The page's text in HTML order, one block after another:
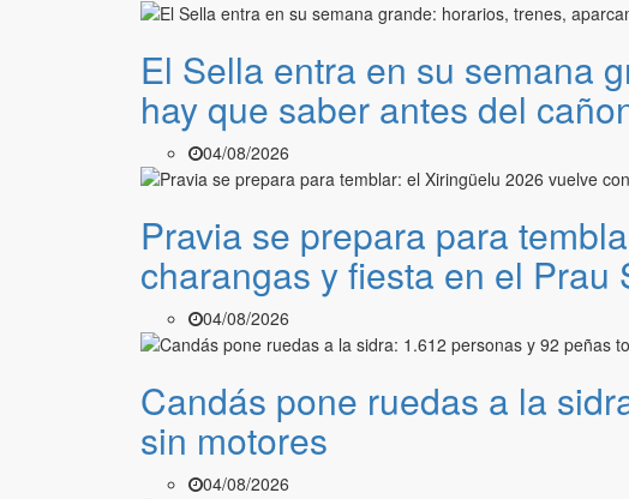
El Sella entra en su semana
hay que saber antes del
04/08/2026
Pravia se prepara para
charangas y fiesta en el Prau
04/08/2026
Candás pone ruedas a la
sin motores
04/08/2026